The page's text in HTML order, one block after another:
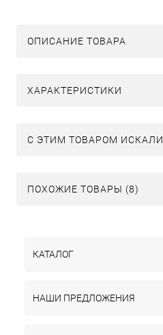
ОПИСАНИЕ ТОВАРА
ХАРАКТЕРИСТИКИ
C ЭТИМ ТОВАРОМ ИСКАЛИ
ПОХОЖИЕ ТОВАРЫ (8)
КАТАЛОГ
НАШИ ПРЕДЛОЖЕНИЯ